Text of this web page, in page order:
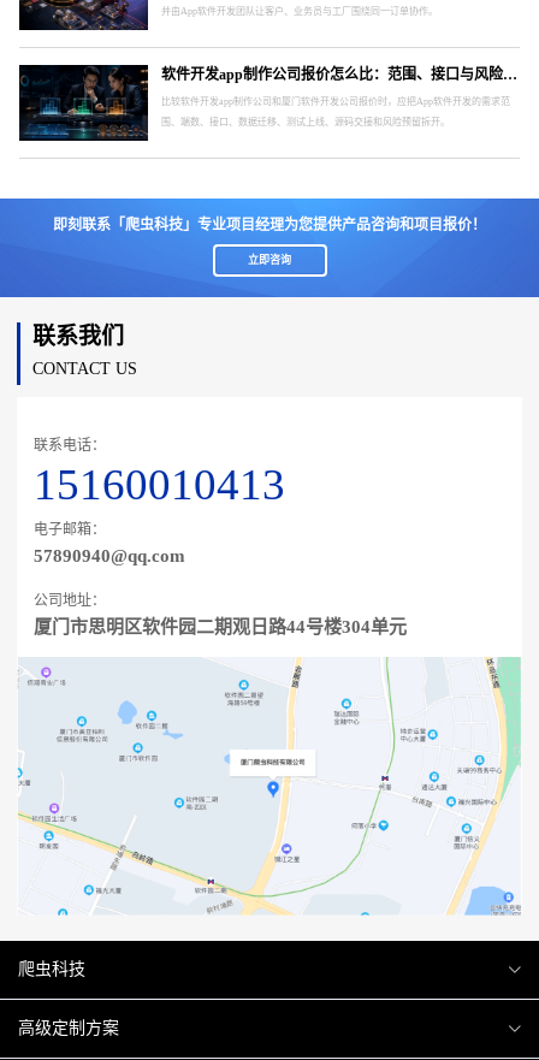
并由App软件开发团队让客户、业务员与工厂围绕同一订单协作。
软件开发app制作公司报价怎么比：范围、接口与风险要分开
比较软件开发app制作公司和厦门软件开发公司报价时，应把App软件开发的需求范
围、端数、接口、数据迁移、测试上线、源码交接和风险预留拆开。
即刻联系「爬虫科技」专业项目经理为您提供产品咨询和项目报价！
立即咨询
联系我们
CONTACT US
联系电话：
15160010413
电子邮箱：
57890940@qq.com
公司地址：
厦门市思明区软件园二期观日路44号楼304单元
爬虫科技
爬虫案例
高级定制方案